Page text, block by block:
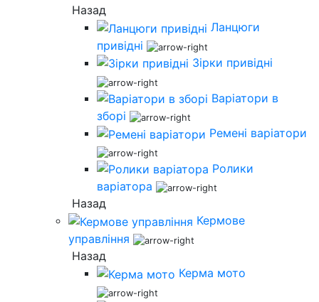
Назад
Ланцюги
привідні
Зірки привідні
Варіатори в
зборі
Ремені варіатори
Ролики
варіатора
Назад
Кермове
управління
Назад
Керма мото